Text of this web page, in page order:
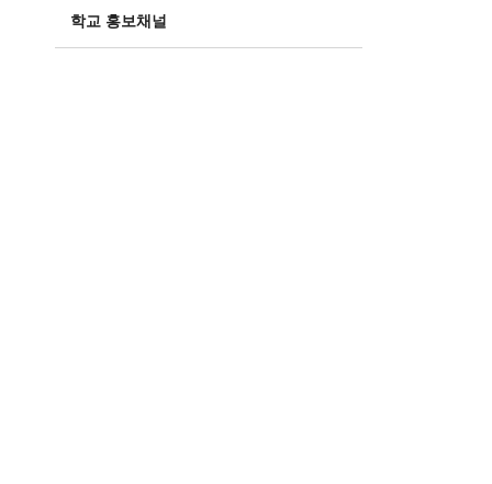
학교 홍보채널